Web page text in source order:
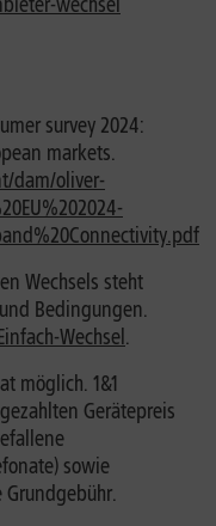
survey 2024:
markets.
dam/oliver-
Wechsels steht
Bedingungen.
Wechsel .
möglich. 1&1
Gerätepreis
sowie